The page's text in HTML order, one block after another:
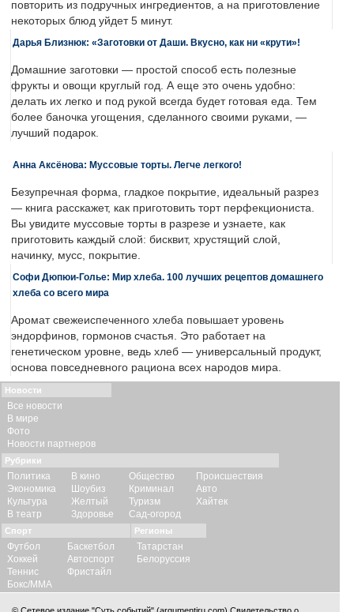
повторить из подручных ингредиентов, а на приготовление
некоторых блюд уйдет 5 минут.
Дарья Близнюк: «Заготовки от Даши. Вкусно, как ни «крути»!
Домашние заготовки — простой способ есть полезные
фрукты и овощи круглый год. А еще это очень удобно:
делать их легко и под рукой всегда будет готовая еда. Тем
более баночка угощения, сделанного своими руками, —
лучший подарок.
Анна Аксёнова: Муссовые торты. Легче легкого!
Безупречная форма, гладкое покрытие, идеальный разрез
— книга расскажет, как приготовить торт перфекциониста.
Вы увидите муссовые торты в разрезе и узнаете, как
приготовить каждый слой: бисквит, хрустящий слой,
начинку, мусс, покрытие.
Софи Дюпюи-Голье: Мир хлеба. 100 лучших рецептов домашнего
хлеба со всего мира
Аромат свежеиспеченного хлеба повышает уровень
эндорфинов, гормонов счастья. Это работает на
генетическом уровне, ведь хлеб — универсальный продукт,
основа повседневного рациона всех народов мира.
Новости
Все новости
В мире
Фото
Новости партнеров
Рубрики
Политика
Экономика
Культура
В театр
В кино
Шоубиз
Желтый
Здоровье
Общество
Криминал
Туризм
Сад-огород
Происшествия
Авто
Хайтек
Спорт
Футбол
Хоккей
Теннис
Бокс/ММА
Баскетбол
Автоспорт
Фристайл
Регионы
Татарстан
Белоруссия